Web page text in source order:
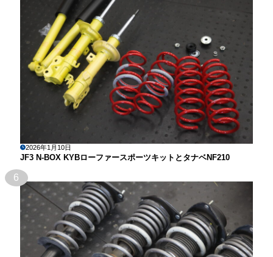
2026年1月10日
JF3 N-BOX KYBローファースポーツキットとタナベNF210
6